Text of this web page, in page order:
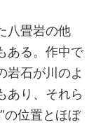
八畳岩の他
ある。作中で
岩石が川のよ
あり、それら
の位置とほぼ